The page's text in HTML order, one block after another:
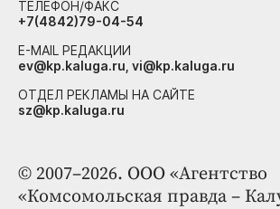
© 2007–2026. ООО «Агентство
«Комсомольская правда –
ТЕЛЕФОН/ФАКС
+7(4842)79-04-54
E-MAIL РЕДАКЦИИ
ev@kp.kaluga.ru, vi@kp.kaluga.ru
ОТДЕЛ РЕКЛАМЫ НА САЙТЕ
sz@kp.kaluga.ru